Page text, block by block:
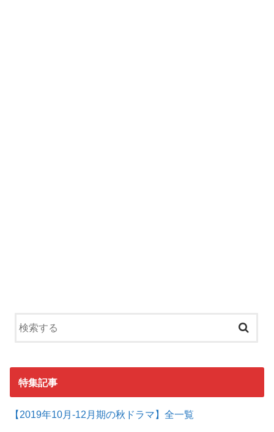
特集記事
【2019年10月-12月期の秋ドラマ】全一覧